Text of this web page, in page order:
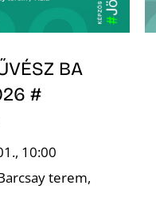
BA
#
10:00
terem,